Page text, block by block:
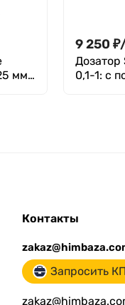
мм,
9 250 ₽
Дозатор
0,1-1: с
Контакты
Запросить КП